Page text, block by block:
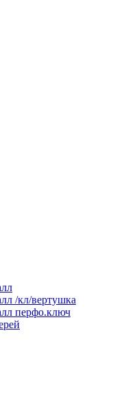
/кл/вертушка
перфо.ключ